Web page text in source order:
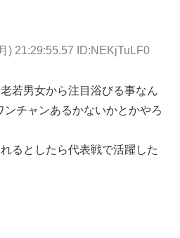
) 21:29:55.57 ID:NEKjTuLF0
若男女から注目浴びる事なん
チャンあるかないかとかやろ
るとしたら代表戦で活躍した